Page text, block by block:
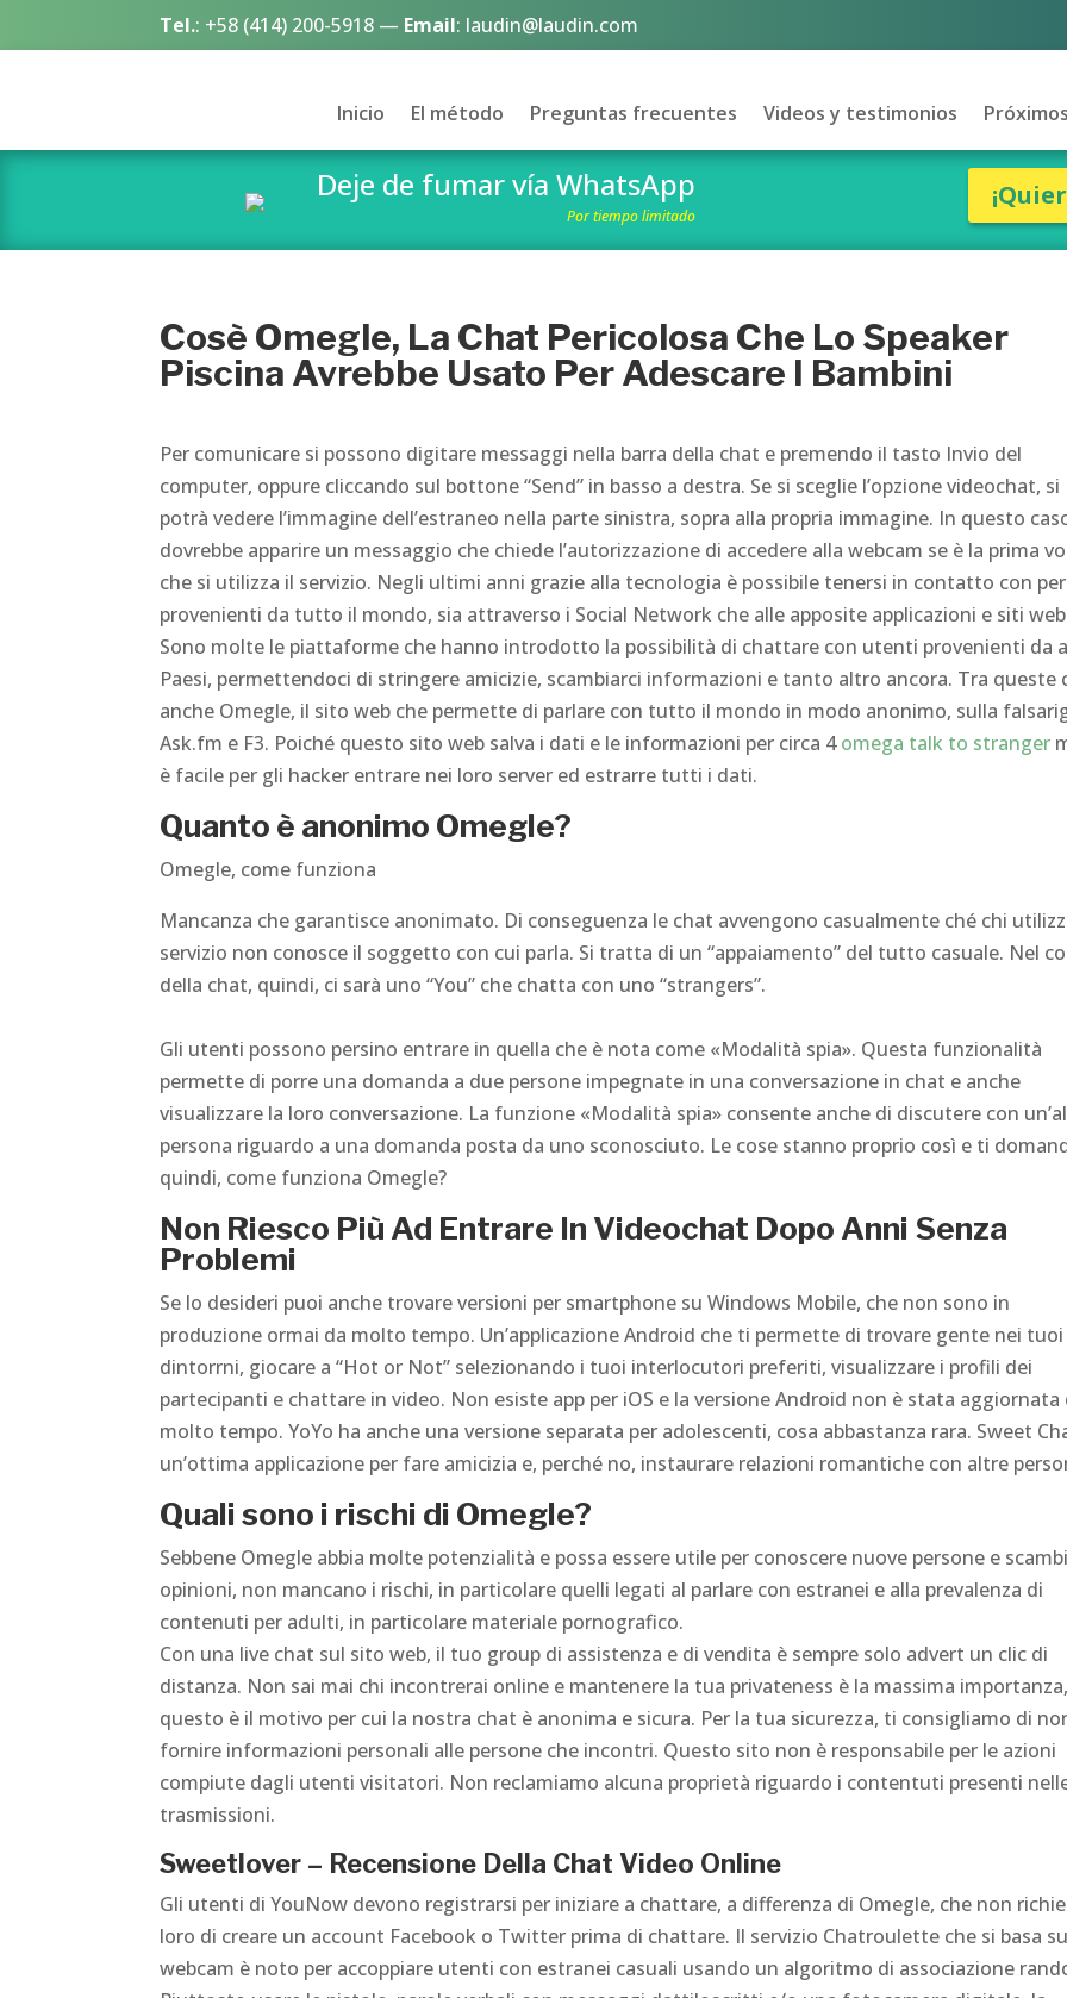
Tel.: +58 (414) 200-5918 — Email: laudin@laudin.com
Inicio El método Preguntas frecuentes Videos y testimonios
Deje de fumar vía WhatsApp
Por tiempo limitado
Cosè Omegle, La Chat Pericolosa Che Lo Speaker
Piscina Avrebbe Usato Per Adescare I Bambini
Per comunicare si possono digitare messaggi nella barra della chat e premendo il tasto Invio del
computer, oppure cliccando sul bottone “Send” in basso a destra. Se si sceglie l’opzione videochat, si
potrà vedere l’immagine dell’estraneo nella parte sinistra, sopra alla propria immagine. In questo
dovrebbe apparire un messaggio che chiede l’autorizzazione di accedere alla webcam se è la prima
che si utilizza il servizio. Negli ultimi anni grazie alla tecnologia è possibile tenersi in contatto con
provenienti da tutto il mondo, sia attraverso i Social Network che alle apposite applicazioni e siti
Sono molte le piattaforme che hanno introdotto la possibilità di chattare con utenti provenienti da
Paesi, permettendoci di stringere amicizie, scambiarci informazioni e tanto altro ancora. Tra queste
anche Omegle, il sito web che permette di parlare con tutto il mondo in modo anonimo, sulla
Ask.fm e F3. Poiché questo sito web salva i dati e le informazioni per circa 4omega talk to stranger
è facile per gli hacker entrare nei loro server ed estrarre tutti i dati.
Quanto è anonimo Omegle?
Omegle, come funziona
Mancanza che garantisce anonimato. Di conseguenza le chat avvengono casualmente ché chi
servizio non conosce il soggetto con cui parla. Si tratta di un “appaiamento” del tutto casuale. Nel
della chat, quindi, ci sarà uno “You” che chatta con uno “strangers”.
Gli utenti possono persino entrare in quella che è nota come «Modalità spia». Questa funzionalità
permette di porre una domanda a due persone impegnate in una conversazione in chat e anche
visualizzare la loro conversazione. La funzione «Modalità spia» consente anche di discutere con
persona riguardo a una domanda posta da uno sconosciuto. Le cose stanno proprio così e ti
quindi, come funziona Omegle?
Non Riesco Più Ad Entrare In Videochat Dopo Anni Senza
Problemi
Se lo desideri puoi anche trovare versioni per smartphone su Windows Mobile, che non sono in
produzione ormai da molto tempo. Un’applicazione Android che ti permette di trovare gente nei tuoi
dintorrni, giocare a “Hot or Not” selezionando i tuoi interlocutori preferiti, visualizzare i profili dei
partecipanti e chattare in video. Non esiste app per iOS e la versione Android non è stata aggiornata
molto tempo. YoYo ha anche una versione separata per adolescenti, cosa abbastanza rara. Sweet
un’ottima applicazione per fare amicizia e, perché no, instaurare relazioni romantiche con altre
Quali sono i rischi di Omegle?
Sebbene Omegle abbia molte potenzialità e possa essere utile per conoscere nuove persone e
opinioni, non mancano i rischi, in particolare quelli legati al parlare con estranei e alla prevalenza di
contenuti per adulti, in particolare materiale pornografico.
Con una live chat sul sito web, il tuo group di assistenza e di vendita è sempre solo advert un clic di
distanza. Non sai mai chi incontrerai online e mantenere la tua privateness è la massima importanza,
questo è il motivo per cui la nostra chat è anonima e sicura. Per la tua sicurezza, ti consigliamo di
fornire informazioni personali alle persone che incontri. Questo sito non è responsabile per le azioni
compiute dagli utenti visitatori. Non reclamiamo alcuna proprietà riguardo i contentuti presenti
trasmissioni.
Sweetlover – Recensione Della Chat Video Online
Gli utenti di YouNow devono registrarsi per iniziare a chattare, a differenza di Omegle, che non
loro di creare un account Facebook o Twitter prima di chattare. Il servizio Chatroulette che si basa su
webcam è noto per accoppiare utenti con estranei casuali usando un algoritmo di associazione